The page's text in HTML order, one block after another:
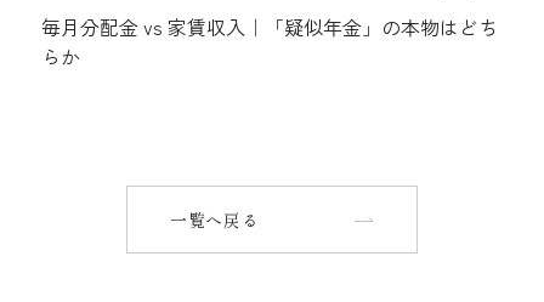
毎月分配金 vs 家賃収入｜「疑似年金」の本物はどち
らか
一覧へ戻る